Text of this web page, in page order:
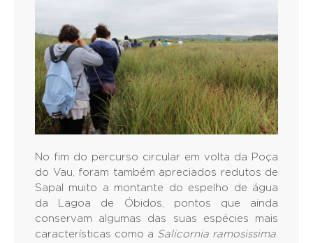
No fim do percurso circular em volta da Poça
do Vau, foram também apreciados redutos de
Sapal muito a montante do espelho de água
da Lagoa de Óbidos, pontos que ainda
conservam algumas das suas espécies mais
características como a Salicornia ramosissima